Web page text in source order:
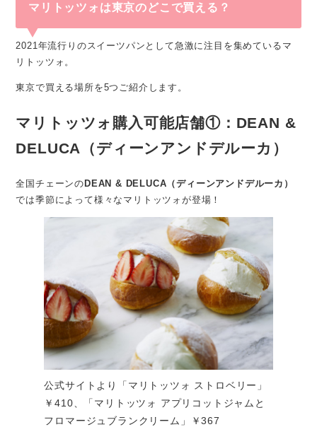
マリトッツォは東京のどこで買える？
2021年流行りのスイーツパンとして急激に注目を集めているマ
リトッツォ。
東京で買える場所を5つご紹介します。
マリトッツォ購入可能店舗①：DEAN &
DELUCA（ディーンアンドデルーカ）
全国チェーンの DEAN & DELUCA（ディーンアンドデルーカ）
では季節によって様々なマリトッツォが登場！
公式サイトより「マリトッツォ ストロベリー」
￥410、「マリトッツォ アプリコットジャムと
フロマージュブランクリーム」￥367